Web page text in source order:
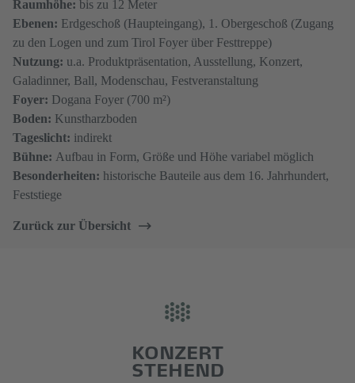
Raumhöhe: bis zu 12 Meter
Ebenen: Erdgeschoß (Haupteingang), 1. Obergeschoß (Zugang
zu den Logen und zum Tirol Foyer über Festtreppe)​​​​
Nutzung: u.a. Produktpräsentation, Ausstellung, Konzert,
Galadinner, Ball, Modenschau, Festveranstaltung
Foyer: Dogana Foyer (700 m²)
Boden: Kunstharzboden
Tageslicht: indirekt
Bühne: Aufbau in Form, Größe und Höhe variabel möglich
Besonderheiten: historische Bauteile aus dem 16. Jahrhundert,
Feststiege
Zurück zur Übersicht
KONZERT
STEHEND